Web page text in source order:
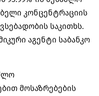
კონცენტრაციის
საკითხს.
აგენტი საბანკო
მოსაზრებების